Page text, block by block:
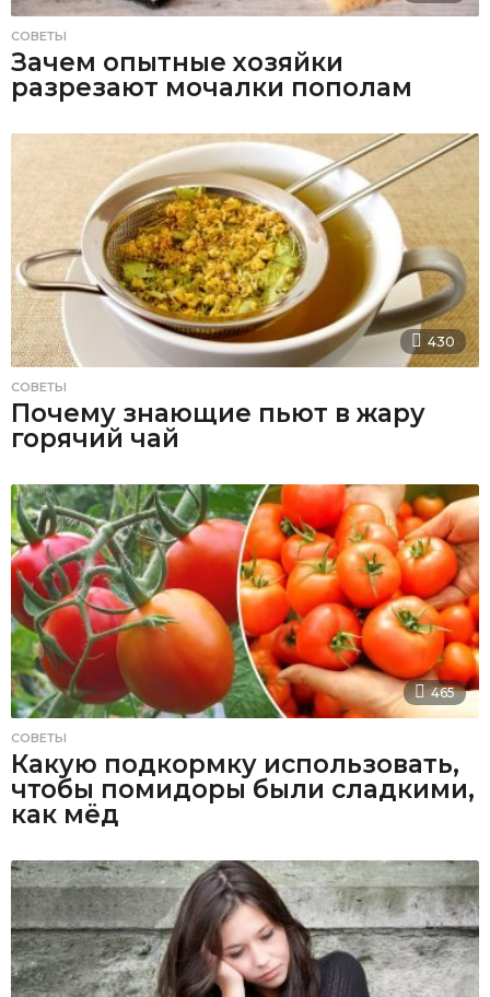
СОВЕТЫ
Зачем опытные хозяйки
разрезают мочалки пополам
430
СОВЕТЫ
Почему знающие пьют в жару
горячий чай
465
СОВЕТЫ
Какую подкормку использовать,
чтобы помидоры были сладкими,
как мёд